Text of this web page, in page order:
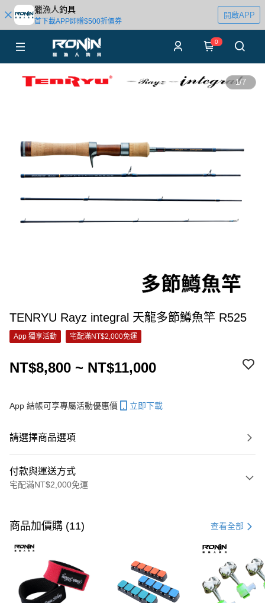
獵漁人釣具
首下載APP即贈$500折價券
開啟APP
0
1/7
TENRYU Rayz integral 天龍多節鱒魚竿 R525
App 獨享活動 宅配滿NT$2,000免運
NT$8,800 ~ NT$11,000
App 結帳可享專屬活動優惠價 立即下載
請選擇商品選項
付款與運送方式
宅配滿NT$2,000免運
信用卡一次付款
信用卡分期付款
3 期 0 利率 每期 21家銀行
合作金庫商業銀行
第一商業銀行
華南商業銀行
彰化商業銀行
Apple Pay
商品加價購 (11) 查看全部